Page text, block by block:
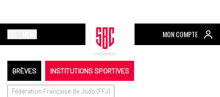
MON COMPTE
BRÈVES INSTITUTIONS SPORTIVES
Fédération Française de Judo (FFJ)